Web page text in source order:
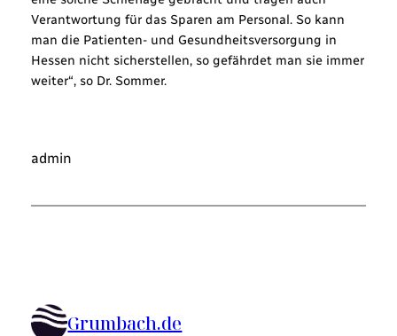
Verantwortung für das Sparen am Personal. So kann
man die Patienten- und Gesundheitsversorgung in
Hessen nicht sicherstellen, so gefährdet man sie immer
weiter“, so Dr. Sommer.
admin
Grumbach.de